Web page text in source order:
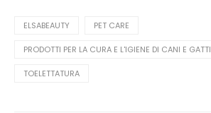
ELSABEAUTY PET CARE
PRODOTTI PER LA CURA E L'IGIENE DI CANI E GATTI
TOELETTATURA